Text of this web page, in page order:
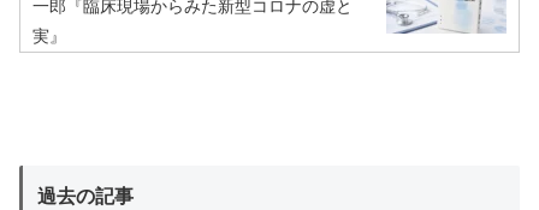
一郎『臨床現場からみた新型コロナの虚と
実』
過去の記事